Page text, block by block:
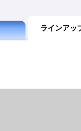
ラインアッ